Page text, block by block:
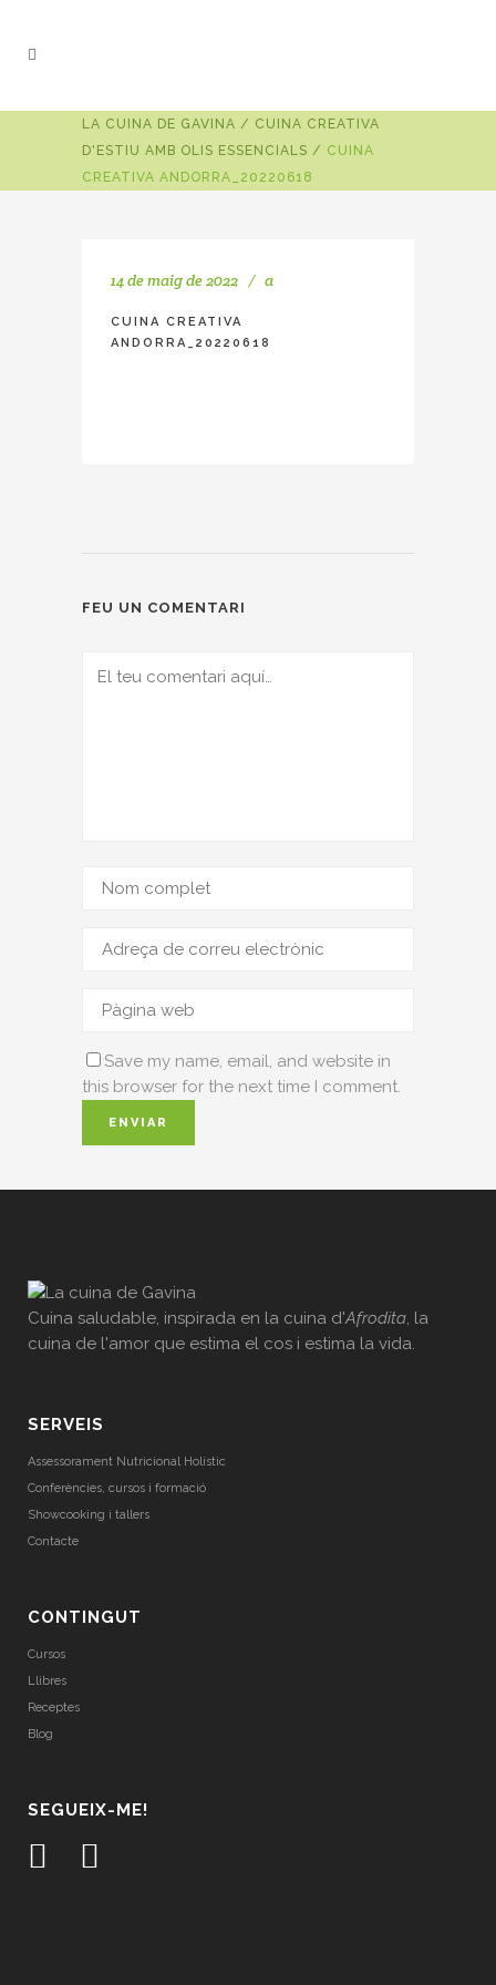
LA CUINA DE GAVINA / CUINA CREATIVA
D'ESTIU AMB OLIS ESSENCIALS / CUINA
CREATIVA ANDORRA_20220618
14 de maig de 2022 a
CUINA CREATIVA
ANDORRA_20220618
FEU UN COMENTARI
Save my name, email, and website in
this browser for the next time I comment.
Cuina saludable, inspirada en la cuina d'Afrodita, la
cuina de l'amor que estima el cos i estima la vida.
SERVEIS
Assessorament Nutricional Holístic
Conferències, cursos i formació
Showcooking i tallers
Contacte
CONTINGUT
Cursos
Llibres
Receptes
Blog
SEGUEIX-ME!